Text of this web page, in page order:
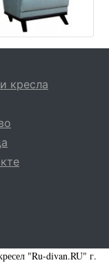
кресла
"Ru-divan.RU" г.